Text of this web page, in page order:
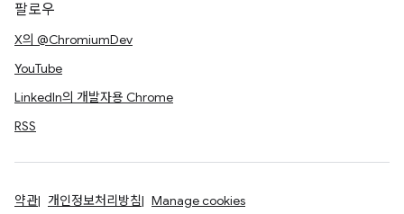
팔로우
X의 @ChromiumDev
YouTube
LinkedIn의 개발자용 Chrome
RSS
약관 개인정보처리방침 Manage cookies